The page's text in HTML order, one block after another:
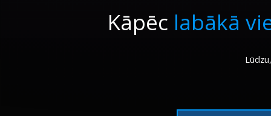
Kāpēc labākā